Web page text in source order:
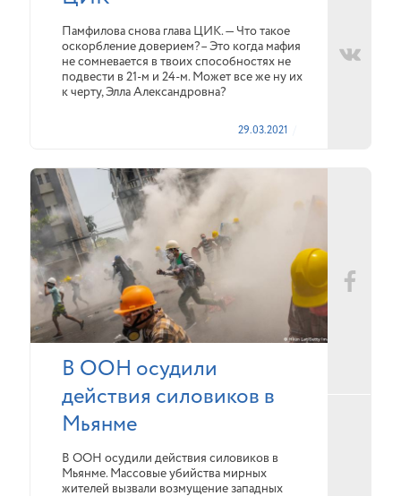
Памфилова снова глава ЦИК. — Что такое
оскорбление доверием?– Это когда мафия
не сомневается в твоих способностях не
подвести в 21-м и 24-м. Может все же ну их
к черту, Элла Александровна?
29.03.2021
В ООН осудили
действия силовиков в
Мьянме
В ООН осудили действия силовиков в
Мьянме. Массовые убийства мирных
жителей вызвали возмущение западных